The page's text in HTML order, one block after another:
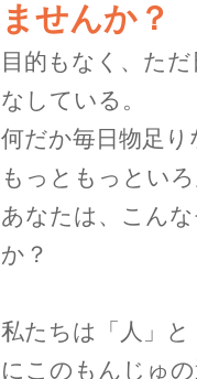
ませんか？
目的もなく、た
なしている。
何だか毎日物足り
もっともっとい
あなたは、こん
か？
私たちは「人」
にこのもんじゅ